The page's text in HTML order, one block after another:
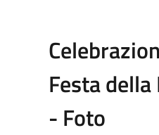
Festa
- Foto